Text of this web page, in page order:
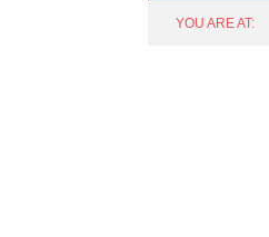
YOU ARE AT: